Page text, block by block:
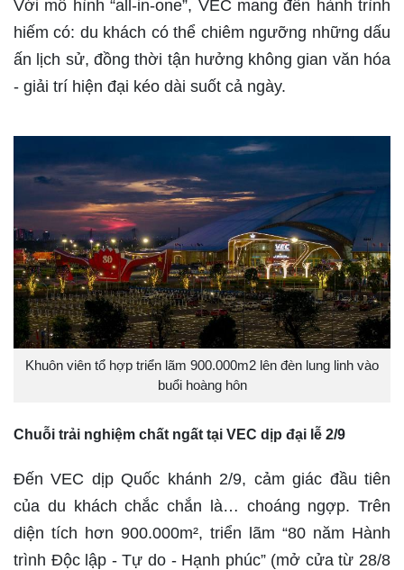
Với mô hình “all-in-one”, VEC mang đến hành trình
hiếm có: du khách có thể chiêm ngưỡng những dấu
ấn lịch sử, đồng thời tận hưởng không gian văn hóa
- giải trí hiện đại kéo dài suốt cả ngày.
Khuôn viên tổ hợp triển lãm 900.000m2 lên đèn lung linh vào
buổi hoàng hôn
Chuỗi trải nghiệm chất ngất tại VEC dịp đại lễ 2/9
Đến VEC dịp Quốc khánh 2/9, cảm giác đầu tiên
của du khách chắc chắn là… choáng ngợp. Trên
diện tích hơn 900.000m², triển lãm “80 năm Hành
trình Độc lập - Tự do - Hạnh phúc” (mở cửa từ 28/8